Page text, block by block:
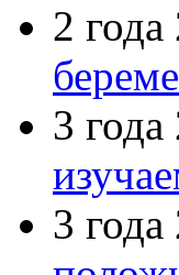
2 года
3
3